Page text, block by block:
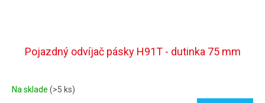
Pojazdný odvíjač pásky H91T - dutinka 75 mm
Na sklade (>5 ks)